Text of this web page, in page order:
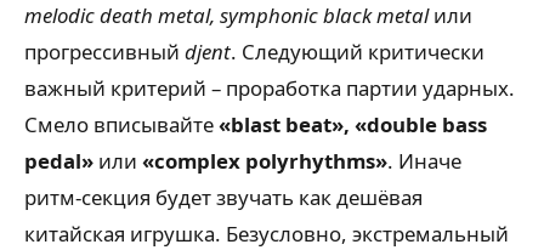
melodic death metal, symphonic black metalили
прогрессивный djent. Следующий критически
важный критерий – проработка партии ударных.
Смело вписывайте«blast beat», «double bass
pedal» или «complex polyrhythms». Иначе
ритм-секция будет звучать как дешёвая
китайская игрушка. Безусловно, экстремальный